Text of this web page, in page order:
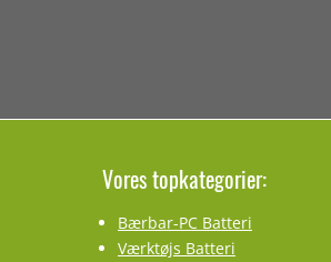
Vores topkategorier:
Bærbar-PC Batteri
Værktøjs Batteri